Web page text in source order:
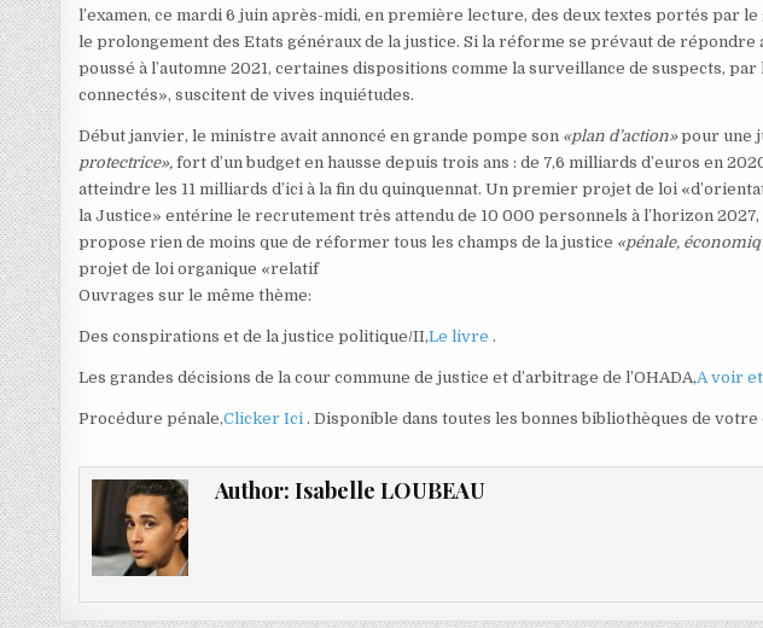
l’examen, ce mardi 6 juin après-midi, en première lecture, des deux textes portés par
le prolongement des Etats généraux de la justice. Si la réforme se prévaut de
poussé à l’automne 2021, certaines dispositions comme la surveillance de suspects,
connectés», suscitent de vives inquiétudes.
Début janvier, le ministre avait annoncé en grande pompe son «plan d’action»pour une
protectrice», fort d’un budget en hausse depuis trois ans : de 7,6 milliards d’euros en
atteindre les 11 milliards d’ici à la fin du quinquennat. Un premier projet de loi
la Justice» entérine le recrutement très attendu de 10 000 personnels à l’horizon
propose rien de moins que de réformer tous les champs de la justice «pénale,
projet de loi organique «relatif
Ouvrages sur le même thème:
Des conspirations et de la justice politique/II,Le livre.
Les grandes décisions de la cour commune de justice et d’arbitrage de l’OHADA,A voir
Procédure pénale,Clicker Ici. Disponible dans toutes les bonnes bibliothèques de
Author: Isabelle LOUBEAU